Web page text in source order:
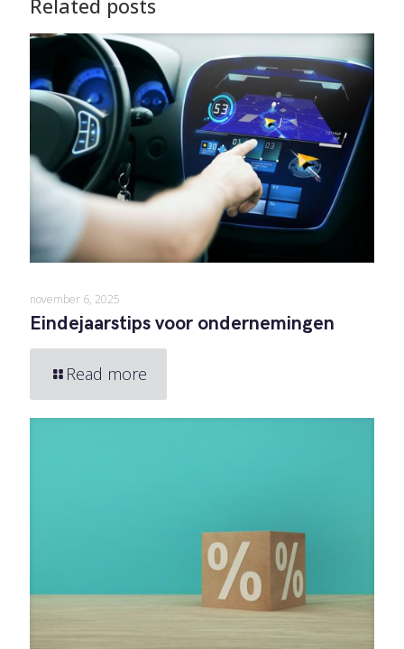
Related posts
november 6, 2025
Eindejaarstips voor ondernemingen
Read more